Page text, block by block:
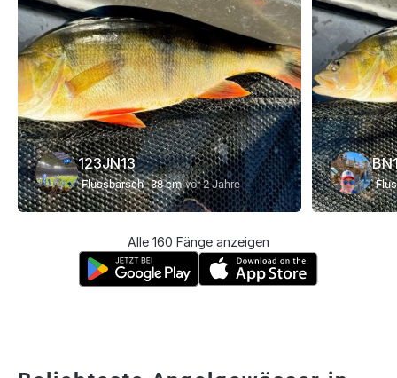
123JN13
Flussbarsch 38 cm vor 2 Jahre
Alle 160 Fänge anzeigen